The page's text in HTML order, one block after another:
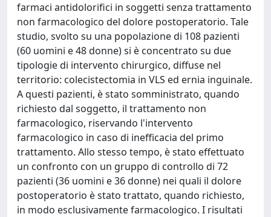
farmaci antidolorifici in soggetti senza trattamento
non farmacologico del dolore postoperatorio. Tale
studio, svolto su una popolazione di 108 pazienti
(60 uomini e 48 donne) si è concentrato su due
tipologie di intervento chirurgico, diffuse nel
territorio: colecistectomia in VLS ed ernia inguinale.
A questi pazienti, è stato somministrato, quando
richiesto dal soggetto, il trattamento non
farmacologico, riservando l'intervento
farmacologico in caso di inefficacia del primo
trattamento. Allo stesso tempo, è stato effettuato
un confronto con un gruppo di controllo di 72
pazienti (36 uomini e 36 donne) nei quali il dolore
postoperatorio è stato trattato, quando richiesto,
in modo esclusivamente farmacologico. I risultati